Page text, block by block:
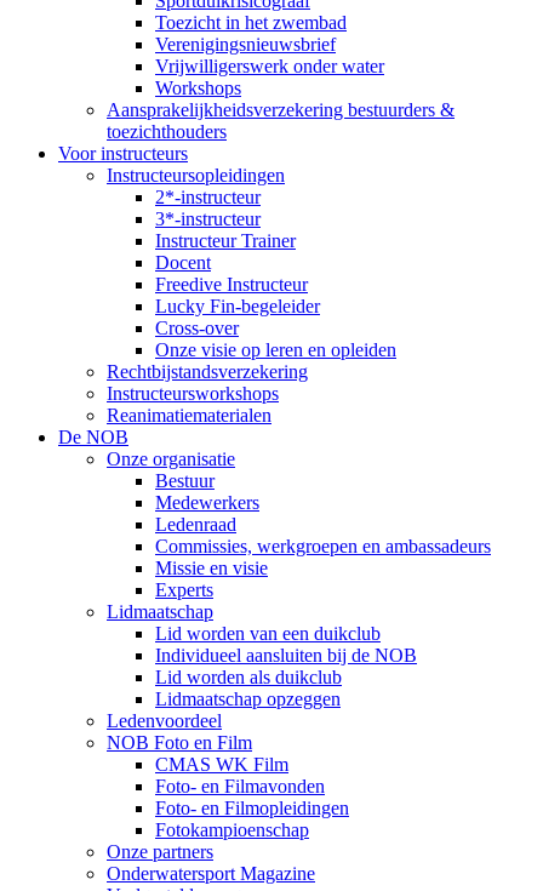
Toezicht in het zwembad
Verenigingsnieuwsbrief
Vrijwilligerswerk onder water
Workshops
Aansprakelijkheidsverzekering bestuurders &
toezichthouders
Voor instructeurs
Instructeursopleidingen
2*-instructeur
3*-instructeur
Instructeur Trainer
Docent
Freedive Instructeur
Lucky Fin-begeleider
Cross-over
Onze visie op leren en opleiden
Rechtbijstandsverzekering
Instructeursworkshops
Reanimatiematerialen
De NOB
Onze organisatie
Bestuur
Medewerkers
Ledenraad
Commissies, werkgroepen en ambassadeurs
Missie en visie
Experts
Lidmaatschap
Lid worden van een duikclub
Individueel aansluiten bij de NOB
Lid worden als duikclub
Lidmaatschap opzeggen
Ledenvoordeel
NOB Foto en Film
CMAS WK Film
Foto- en Filmavonden
Foto- en Filmopleidingen
Fotokampioenschap
Onze partners
Onderwatersport Magazine